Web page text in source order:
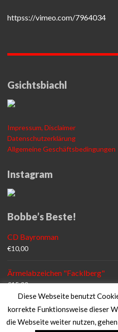
httpss://vimeo.com/7964034
Gsichtsbiachl
Impressum, Disclaimer
Datenschutzerklärung
Allgemeine Geschäftsbedingungen
Instagram
Bobbe’s Beste!
CD Bayronman
€10,00
Ärmelabzeichen "Facklberg"
€15,00
Fanshirt "FF Facklberg"
€18,00
Diese Webseite benutzt
korrekte Funktionsweise dieser
die Webseite weiter nutzen,